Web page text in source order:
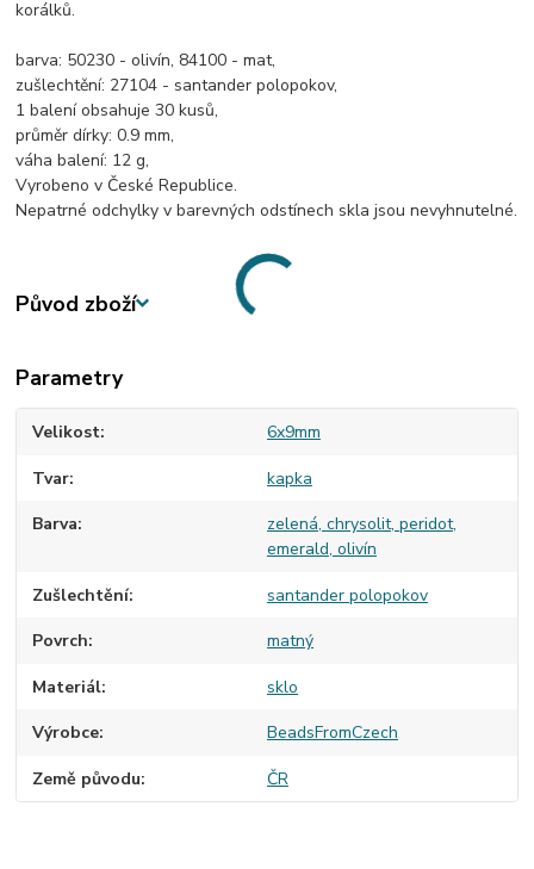
korálků.
barva: 50230 - olivín, 84100 - mat,
zušlechtění: 27104 - santander polopokov,
1 balení obsahuje 30 kusů,
průměr dírky: 0.9 mm,
váha balení: 12 g,
Vyrobeno v České Republice.
Nepatrné odchylky v barevných odstínech skla jsou nevyhnutelné.
Původ zboží
Parametry
Velikost 6x9mm
Tvar kapka
Barva
zelená, chrysolit, peridot,
emerald, olivín
Zušlechtění santander polopokov
Povrch matný
Materiál sklo
Výrobce BeadsFromCzech
Země původu ČR